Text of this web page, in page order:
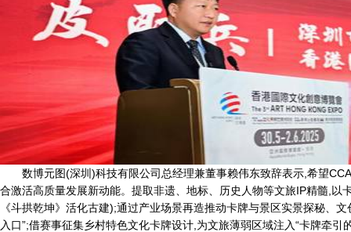
数博元图(深圳)科技有限公司总经理兼董事赖伟东致辞表示,希望
合激活高质量发展新动能。提取非遗、地标、历史人物等文旅IP精髓,以
《斗拱乾坤》活化古建);通过产业场景再造推动卡牌与景区实景探秘、
入口”;借赛事征集乡村特色文化卡牌设计,为文旅薄弱区域注入“卡牌牵引